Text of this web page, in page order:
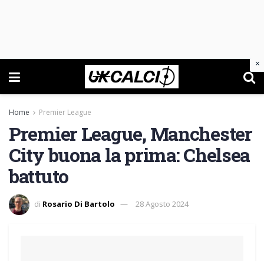
Home Premier League
Premier League, Manchester
City buona la prima: Chelsea
battuto
di Rosario Di Bartolo 28 Agosto 2024
×